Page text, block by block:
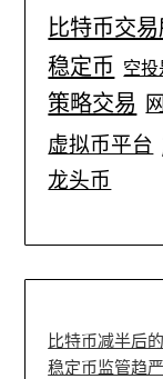
比特币交
稳定币 空投
策略交易
虚拟币平台
龙头币
比特币减半后
稳定币监管趋严